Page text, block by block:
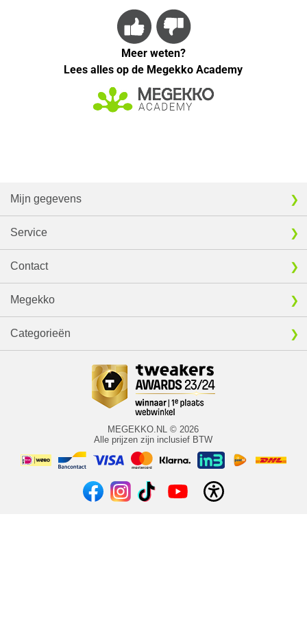
Meer weten?
Lees alles op de Megekko Academy
Mijn gegevens
Service
Contact
Megekko
Categorieën
MEGEKKO.NL © 2026
Alle prijzen zijn inclusief BTW